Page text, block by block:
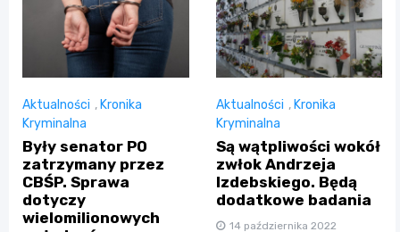
Aktualności , Kronika
Kryminalna
Były senator PO
zatrzymany przez
CBŚP. Sprawa
dotyczy
wielomilionowych
Aktualności , Kronika
Kryminalna
Są wątpliwości wokół
zwłok Andrzeja
Izdebskiego. Będą
dodatkowe badania
14 października 2022